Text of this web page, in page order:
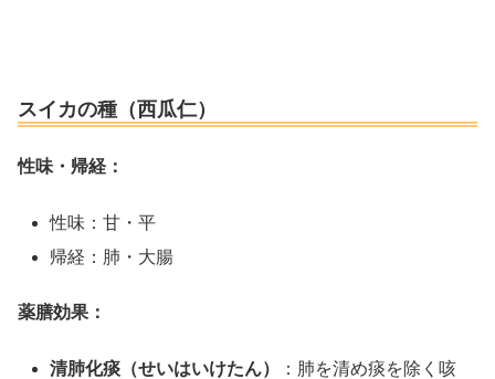
スイカの種（西瓜仁）
性味・帰経：
性味：甘・平
帰経：肺・大腸
薬膳効果：
清肺化痰（せいはいけたん）
：肺を清め痰を除く咳